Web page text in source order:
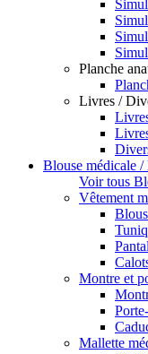
Planche
Livres /
Blouse médicale /
Voir tous
Vêtement
Montre et
Mallette